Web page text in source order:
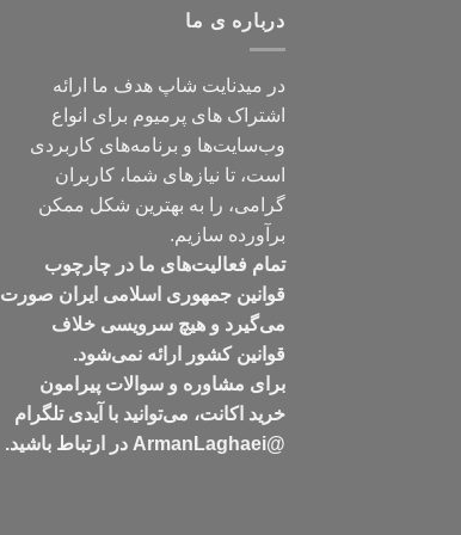
درباره ی ما
در میدنایت شاپ هدف ما ارائه
اشتراک های پرمیوم برای انواع
وب‌سایت‌ها و برنامه‌های کاربردی
است، تا نیازهای شما، کاربران
گرامی، را به بهترین شکل ممکن
برآورده سازیم.
تمام فعالیت‌های ما در چارچوب
قوانین جمهوری اسلامی ایران صورت
می‌گیرد و هیچ سرویسی خلاف
قوانین کشور ارائه نمی‌شود.
برای مشاوره و سوالات پیرامون
خرید اکانت، می‌توانید با آیدی تلگرام
@ArmanLaghaei در ارتباط باشید.